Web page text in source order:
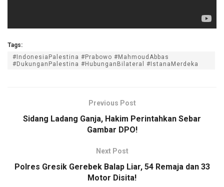
Tags:
#IndonesiaPalestina #Prabowo #MahmoudAbbas
#DukunganPalestina #HubunganBilateral #IstanaMerdeka
Previous Post
Sidang Ladang Ganja, Hakim Perintahkan Sebar
Gambar DPO!
Next Post
Polres Gresik Gerebek Balap Liar, 54 Remaja dan 33
Motor Disita!